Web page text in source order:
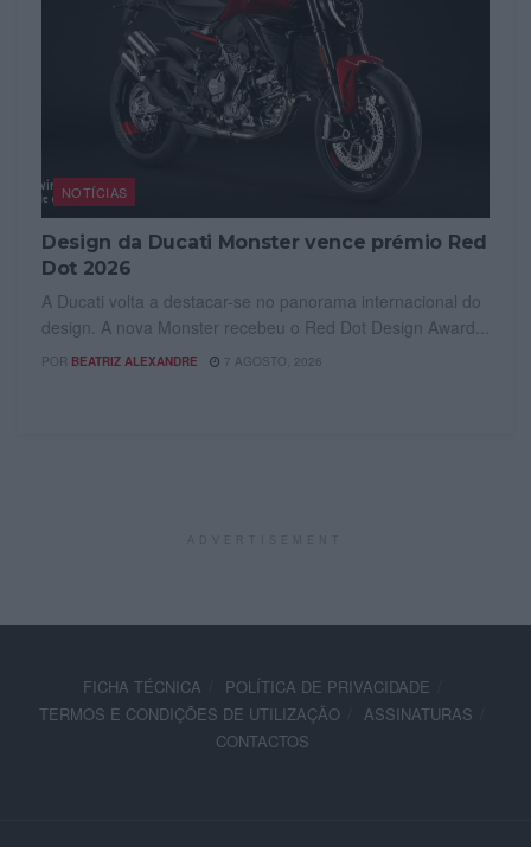
NOTÍCIAS
Design da Ducati Monster vence prémio Red
Dot 2026
A Ducati volta a destacar-se no panorama internacional do
design. A nova Monster recebeu o Red Dot Design Award...
POR BEATRIZ ALEXANDRE 7 AGOSTO, 2026
FICHA TÉCNICA
POLÍTICA DE PRIVACIDADE
TERMOS E CONDIÇÕES DE UTILIZAÇÃO
ASSINATURAS
CONTACTOS